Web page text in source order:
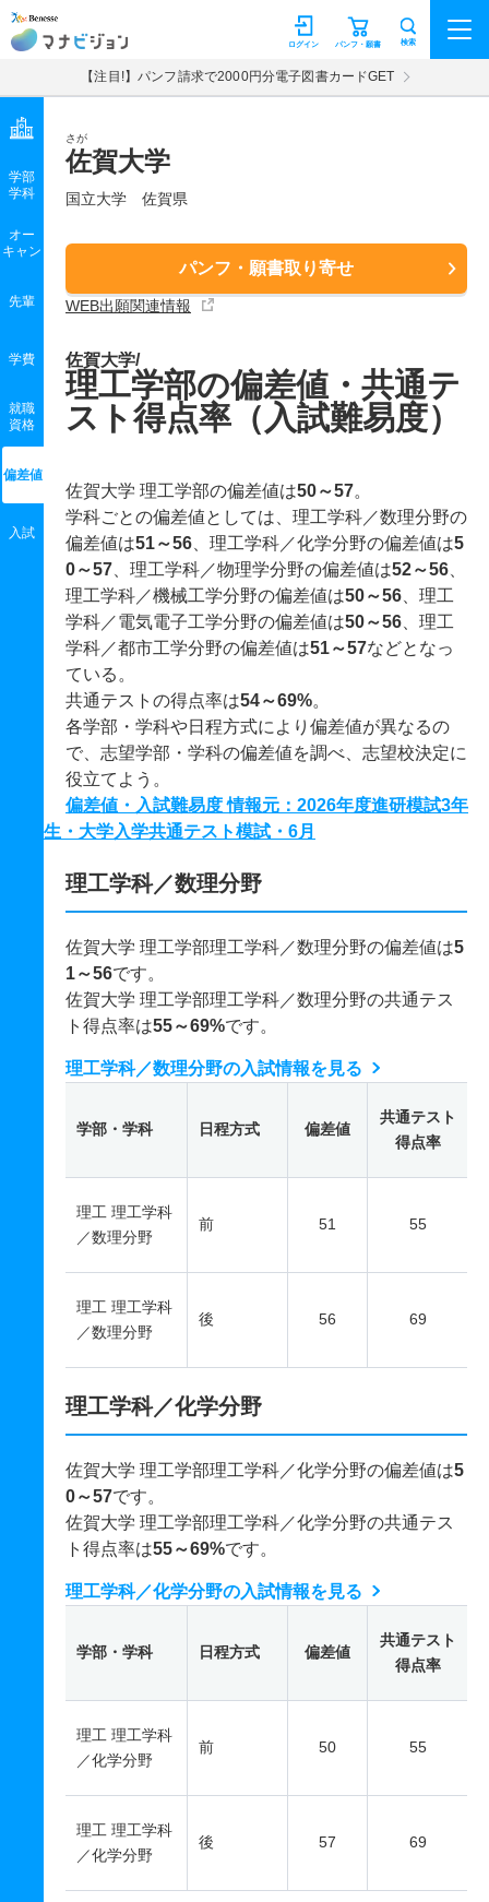
マナビジョン パンフ・願書
ログイン 検索
【注目!】パンフ請求で2000円分電子図書カードGET
さが
佐賀大学
国立大学 佐賀県
パンフ・願書取り寄せ
WEB出願関連情報
学部
学科
オー
キャン
先輩
学費
就職
資格
偏差値
入試
佐賀大学/
理工学部の偏差値・共通テ
スト得点率（入試難易度）
佐賀大学 理工学部の偏差値は50～57。
学科ごとの偏差値としては、理工学科／数理分野の
偏差値は51～56 、理工学科／化学分野の偏差値は5
0～57 、理工学科／物理学分野の偏差値は52～56
理工学科／機械工学分野の偏差値は50～56 、理工
学科／電気電子工学分野の偏差値は50～56 、理工
学科／都市工学分野の偏差値は51～57などとなっ
ている。
共通テストの得点率は54～69%。
各学部・学科や日程方式により偏差値が異なるの
で、志望学部・学科の偏差値を調べ、志望校決定に
役立てよう。
偏差値・入試難易度 情報元：2026年度進研模試3年
生・大学入学共通テスト模試・6月
理工学科／数理分野
佐賀大学 理工学部理工学科／数理分野の偏差値は5
1～56です。
佐賀大学 理工学部理工学科／数理分野の共通テス
ト得点率は55～69%です。
理工学科／数理分野の入試情報を見る
学部・学科 日程方式 偏差値
共通テスト
得点率
理工 理工学科
／数理分野
前 51 55
理工 理工学科
／数理分野
後 56 69
理工学科／化学分野
佐賀大学 理工学部理工学科／化学分野の偏差値は5
0～57です。
佐賀大学 理工学部理工学科／化学分野の共通テス
ト得点率は55～69%です。
理工学科／化学分野の入試情報を見る
学部・学科 日程方式 偏差値
共通テスト
得点率
理工 理工学科
／化学分野
前 50 55
理工 理工学科
／化学分野
後 57 69